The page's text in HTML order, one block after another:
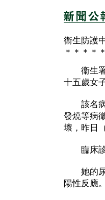
衞生防護
＊＊＊＊
衞生署
十五歲女
該名病
發燒等病
壞，昨日
臨床診
她的尿
陽性反應。